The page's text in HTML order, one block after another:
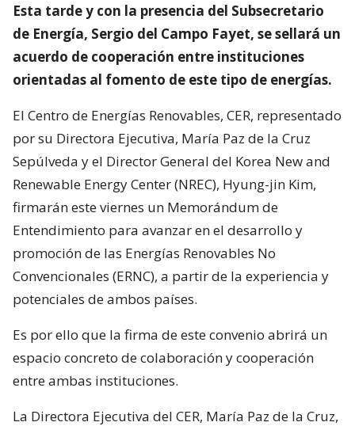
Esta tarde y con la presencia del Subsecretario
de Energía, Sergio del Campo Fayet, se sellará un
acuerdo de cooperación entre instituciones
orientadas al fomento de este tipo de energías.
El Centro de Energías Renovables, CER, representado
por su Directora Ejecutiva, María Paz de la Cruz
Sepúlveda y el Director General del Korea New and
Renewable Energy Center (NREC), Hyung-jin Kim,
firmarán este viernes un Memorándum de
Entendimiento para avanzar en el desarrollo y
promoción de las Energías Renovables No
Convencionales (ERNC), a partir de la experiencia y
potenciales de ambos países.
Es por ello que la firma de este convenio abrirá un
espacio concreto de colaboración y cooperación
entre ambas instituciones.
La Directora Ejecutiva del CER, María Paz de la Cruz,